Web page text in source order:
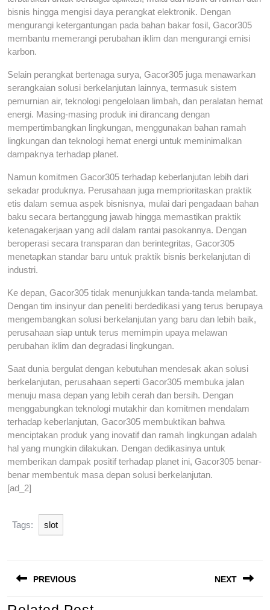
bisnis hingga mengisi daya perangkat elektronik. Dengan
mengurangi ketergantungan pada bahan bakar fosil, Gacor305
membantu memerangi perubahan iklim dan mengurangi emisi
karbon.
Selain perangkat bertenaga surya, Gacor305 juga menawarkan
serangkaian solusi berkelanjutan lainnya, termasuk sistem
pemurnian air, teknologi pengelolaan limbah, dan peralatan hemat
energi. Masing-masing produk ini dirancang dengan
mempertimbangkan lingkungan, menggunakan bahan ramah
lingkungan dan teknologi hemat energi untuk meminimalkan
dampaknya terhadap planet.
Namun komitmen Gacor305 terhadap keberlanjutan lebih dari
sekadar produknya. Perusahaan juga memprioritaskan praktik
etis dalam semua aspek bisnisnya, mulai dari pengadaan bahan
baku secara bertanggung jawab hingga memastikan praktik
ketenagakerjaan yang adil dalam rantai pasokannya. Dengan
beroperasi secara transparan dan berintegritas, Gacor305
menetapkan standar baru untuk praktik bisnis berkelanjutan di
industri.
Ke depan, Gacor305 tidak menunjukkan tanda-tanda melambat.
Dengan tim insinyur dan peneliti berdedikasi yang terus berupaya
mengembangkan solusi berkelanjutan yang baru dan lebih baik,
perusahaan siap untuk terus memimpin upaya melawan
perubahan iklim dan degradasi lingkungan.
Saat dunia bergulat dengan kebutuhan mendesak akan solusi
berkelanjutan, perusahaan seperti Gacor305 membuka jalan
menuju masa depan yang lebih cerah dan bersih. Dengan
menggabungkan teknologi mutakhir dan komitmen mendalam
terhadap keberlanjutan, Gacor305 membuktikan bahwa
menciptakan produk yang inovatif dan ramah lingkungan adalah
hal yang mungkin dilakukan. Dengan dedikasinya untuk
memberikan dampak positif terhadap planet ini, Gacor305 benar-
benar membentuk masa depan solusi berkelanjutan.
[ad_2]
Tags: slot
navigation
PREVIOUS NEXT